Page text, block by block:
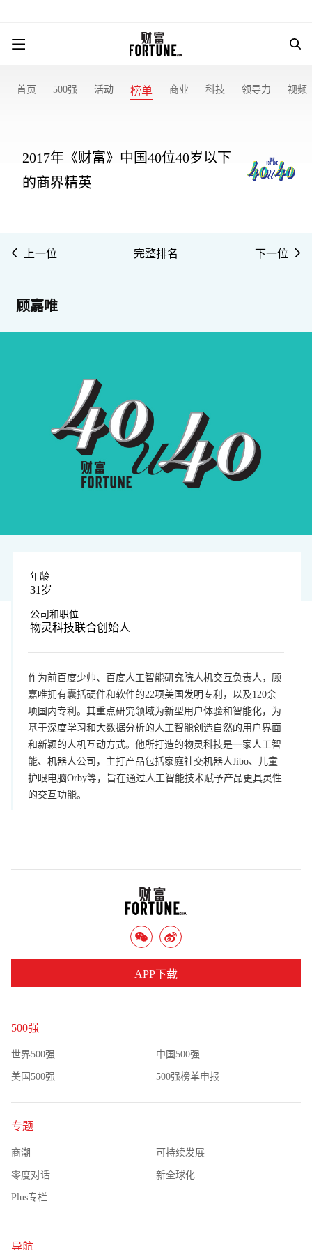
首页 500强 活动 榜单 商业 科技 领导力 视频
2017年《财富》中国40位40岁以下
的商界精英
上一位 完整排名 下一位
顾嘉唯
年龄
31岁
公司和职位
物灵科技联合创始人
作为前百度少帅、百度人工智能研究院人机交互负责人，顾
嘉唯拥有囊括硬件和软件的22项美国发明专利，以及120余
项国内专利。其重点研究领域为新型用户体验和智能化，为
基于深度学习和大数据分析的人工智能创造自然的用户界面
和新颖的人机互动方式。他所打造的物灵科技是一家人工智
能、机器人公司，主打产品包括家庭社交机器人Jibo、儿童
护眼电脑Orby等，旨在通过人工智能技术赋予产品更具灵性
的交互功能。
500强
世界500强 中国500强
美国500强 500强榜单申报
专题
商潮 可持续发展
零度对话 新全球化
Plus专栏
导航
APP下载